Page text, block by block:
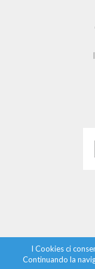
I Cookies ci
Continuando la